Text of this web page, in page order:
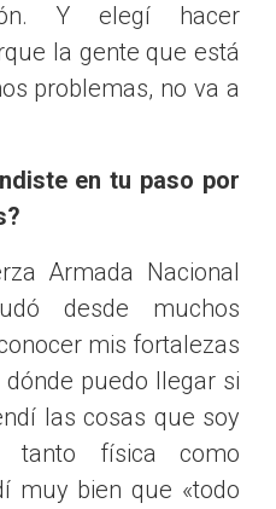
Y elegí hacer
la gente que está
problemas, no va a
en tu paso por
Armada Nacional
desde muchos
mis fortalezas
puedo llegar si
las cosas que soy
tanto física como
muy bien que «todo